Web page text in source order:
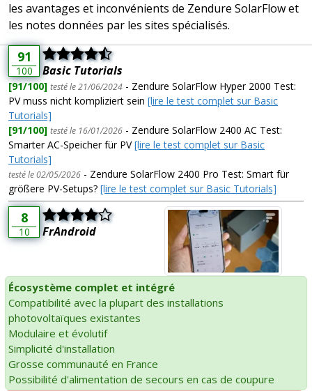
les avantages et inconvénients de Zendure SolarFlow et
les notes données par les sites spécialisés.
91
100 Basic Tutorials
[91/100] testé le 21/06/2024 - Zendure SolarFlow Hyper 2000 Test:
PV muss nicht kompliziert sein [lire le test complet sur Basic
Tutorials]
[91/100] testé le 16/01/2026 - Zendure SolarFlow 2400 AC Test:
Smarter AC-Speicher für PV[lire le test complet sur Basic
Tutorials]
testé le 02/05/2026 - Zendure SolarFlow 2400 Pro Test: Smart für
größere PV-Setups? [lire le test complet sur Basic Tutorials]
8
10 FrAndroid
Écosystème complet et intégré
Compatibilité avec la plupart des installations
photovoltaïques existantes
Modulaire et évolutif
Simplicité d'installation
Grosse communauté en France
Possibilité d'alimentation de secours en cas de coupure